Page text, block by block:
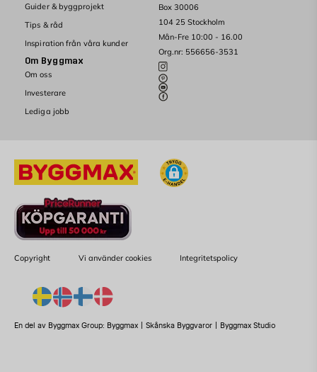
Box 30006
104 25 Stockholm
Mån-Fre 10:00 - 16.00
Org.nr: 556656-3531
Guider & byggprojekt
Tips & råd
Inspiration från våra kunder
Om Byggmax
Om oss
Investerare
Lediga jobb
Copyright Vi använder cookies Integritetspolicy
En del av Byggmax Group: Byggmax Skånska Byggvaror Byggmax Studio